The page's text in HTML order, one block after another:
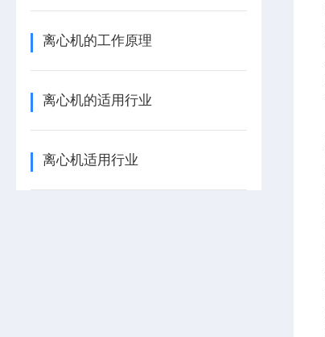
离心机的工作原理
离心机的适用行业
离心机适用行业